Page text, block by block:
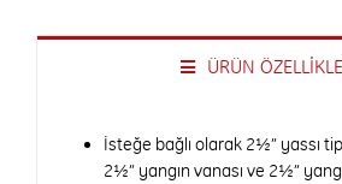
ÜRÜN
İsteğe bağlı olarak 2½” yassı
2½” yangın vanası ve 2½”